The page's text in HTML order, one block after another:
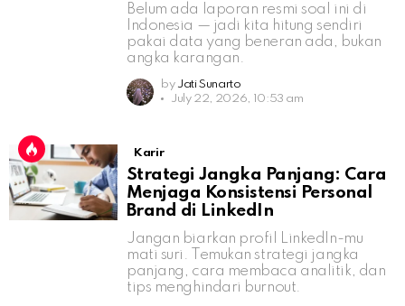
Belum ada laporan resmi soal ini di
Indonesia — jadi kita hitung sendiri
pakai data yang beneran ada, bukan
angka karangan.
by Jati Sunarto
July 22, 2026, 10:53 am
Karir
Strategi Jangka Panjang: Cara
Menjaga Konsistensi Personal
Brand di LinkedIn
Jangan biarkan profil LinkedIn-mu
mati suri. Temukan strategi jangka
panjang, cara membaca analitik, dan
tips menghindari burnout.